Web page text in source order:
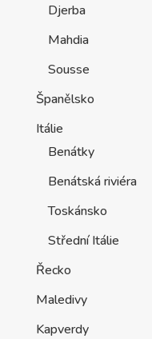
Djerba
Mahdia
Sousse
Španělsko
Itálie
Benátky
Benátská riviéra
Toskánsko
Střední Itálie
Řecko
Maledivy
Kapverdy